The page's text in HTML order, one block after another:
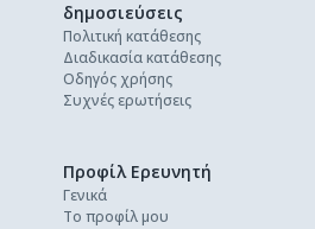
δημοσιεύσεις
Πολιτική κατάθεσης
Διαδικασία κατάθεσης
Οδηγός χρήσης
Συχνές ερωτήσεις
Προφίλ Ερευνητή
Γενικά
Το προφίλ μου